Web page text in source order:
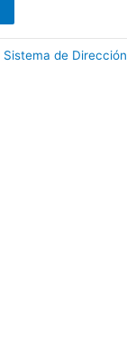
Sistema de Dirección